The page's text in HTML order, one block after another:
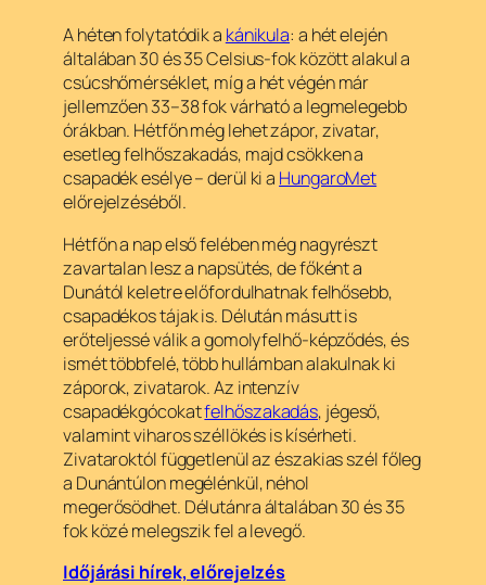
A héten folytatódik a kánikula: a hét elején
általában 30 és 35 Celsius-fok között alakul a
csúcshőmérséklet, míg a hét végén már
jellemzően 33–38 fok várható a legmelegebb
órákban. Hétfőn még lehet zápor, zivatar,
esetleg felhőszakadás, majd csökken a
csapadék esélye – derül ki a HungaroMet
előrejelzéséből.
Hétfőn a nap első felében még nagyrészt
zavartalan lesz a napsütés, de főként a
Dunától keletre előfordulhatnak felhősebb,
csapadékos tájak is. Délután másutt is
erőteljessé válik a gomolyfelhő-képződés, és
ismét többfelé, több hullámban alakulnak ki
záporok, zivatarok. Az intenzív
csapadékgócokatfelhőszakadás, jégeső,
valamint viharos széllökés is kísérheti.
Zivataroktól függetlenül az északias szél főleg
a Dunántúlon megélénkül, néhol
megerősödhet. Délutánra általában 30 és 35
fok közé melegszik fel a levegő.
Időjárási hírek, előrejelzés